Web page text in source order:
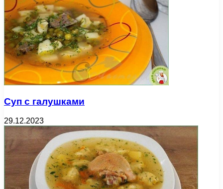
Суп с галушками
29.12.2023